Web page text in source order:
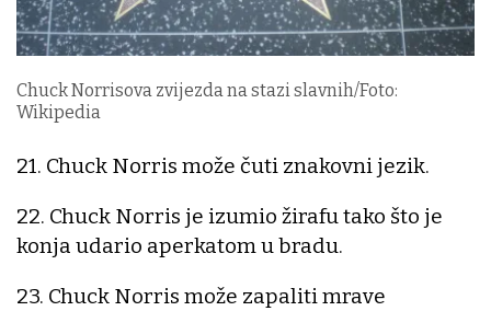
Chuck Norrisova zvijezda na stazi slavnih/Foto:
Wikipedia
21. Chuck Norris može čuti znakovni jezik.
22. Chuck Norris je izumio žirafu tako što je
konja udario aperkatom u bradu.
23. Chuck Norris može zapaliti mrave